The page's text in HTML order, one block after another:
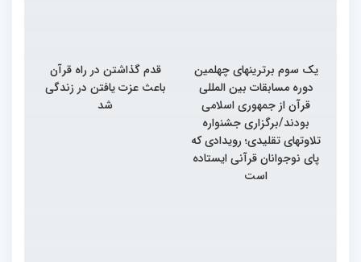
یک سوم برترینهای چهلمین
دوره مسابقات بین المللی
قرآن از جمهوری اسلامی
بودند/برگزاری جشنواره
تلاوتهای تقلیدی؛ رویدادی که
پای نوجوانان قرآنی ایستاده
است
قدم گذاشتن در راه قرآن
باعث عزت یافتن در زندگی
شد